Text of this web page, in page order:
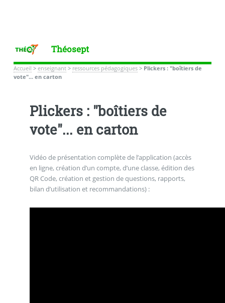
Théosept
Accueil > enseignant> ressources pédagogiques> Plickers : "boîtiers de
vote"... en carton
Plickers : "boîtiers de
vote"... en carton
Vidéo de présentation complète de l’application (accès
en ligne, création d’un compte, d’une classe, édition des
QR Code, création et gestion de questions, rapports,
bilan d’utilisation et recommandations) :